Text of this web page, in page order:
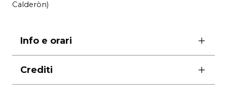
Calderòn)
Info e orari
durata 1 ora e 25 minuti senza intervallo
Crediti